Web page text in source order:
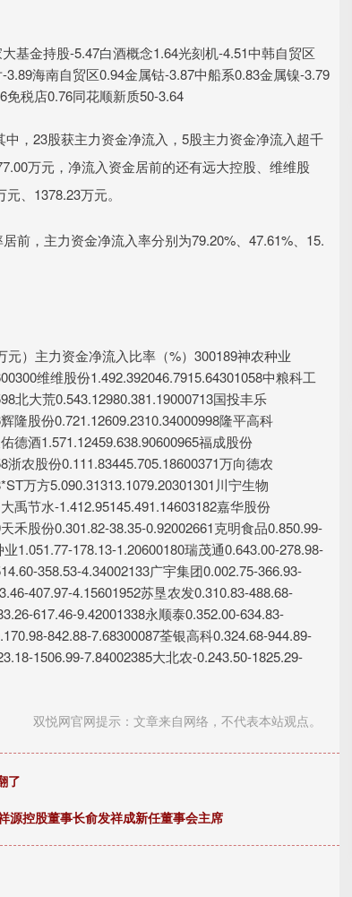
基金持股-5.47白酒概念1.64光刻机-4.51中韩自贸区
海南自贸区0.94金属钴-3.87中船系0.83金属镍-3.79
税店0.76同花顺新质50-3.64
，23股获主力资金净流入，5股主力资金净流入超千
万元，净流入资金居前的还有远大控股、维维股
、1378.23万元。
前，主力资金净流入率分别为79.20%、47.61%、15.
）主力资金净流入比率（%）300189神农种业
维维股份1.492.392046.7915.64301058中粮科工
北大荒0.543.12980.381.19000713国投丰乐
隆股份0.721.12609.2310.34000998隆平高科
德酒1.571.12459.638.90600965福成股份
农股份0.111.83445.705.18600371万向德农
万方5.090.31313.1079.20301301川宁生物
禹节水-1.412.95145.491.14603182嘉华股份
禾股份0.301.82-38.35-0.92002661克明食品0.850.99-
1.051.77-178.13-1.20600180瑞茂通0.643.00-278.98-
358.53-4.34002133广宇集团0.002.75-366.93-
407.97-4.15601952苏垦农发0.310.83-488.68-
617.46-9.42001338永顺泰0.352.00-634.83-
842.88-7.68300087荃银高科0.324.68-944.89-
1506.99-7.84002385大北农-0.243.50-1825.29-
双悦网官网提示：文章来自网络，不代表本站观点。
了
源控股董事长俞发祥成新任董事会主席